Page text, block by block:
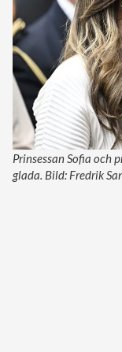
Prinsessan Sofia och
glada. Bild: Fredrik